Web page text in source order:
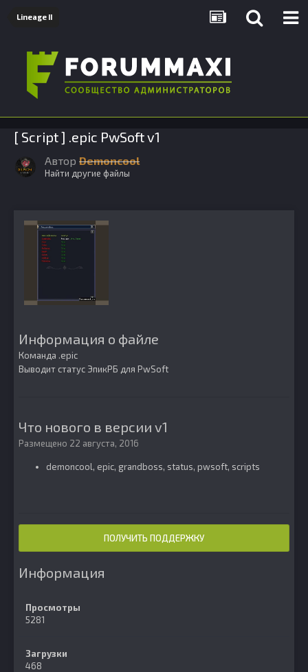
Lineage II
[ Script ] .epic PwSoft v1
Автор Demoncool
Найти другие файлы
Информация о файле
Команда .epic
Выводит статус ЭпикРБ для PwSoft
Что нового в версии v1
Размещено 22 августа, 2016
demoncool, epic, grandboss, status, pwsoft, scripts
ПОЛУЧИТЬ ПОДДЕРЖКУ
Информация
Просмотры
5281
Загрузки
468